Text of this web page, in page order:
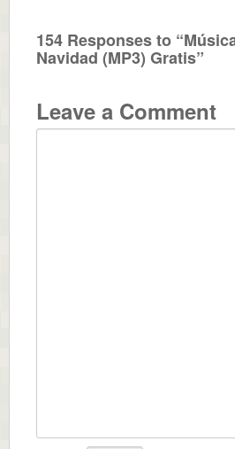
154 Responses to
Navidad (MP3) Gratis”
Leave a Comment